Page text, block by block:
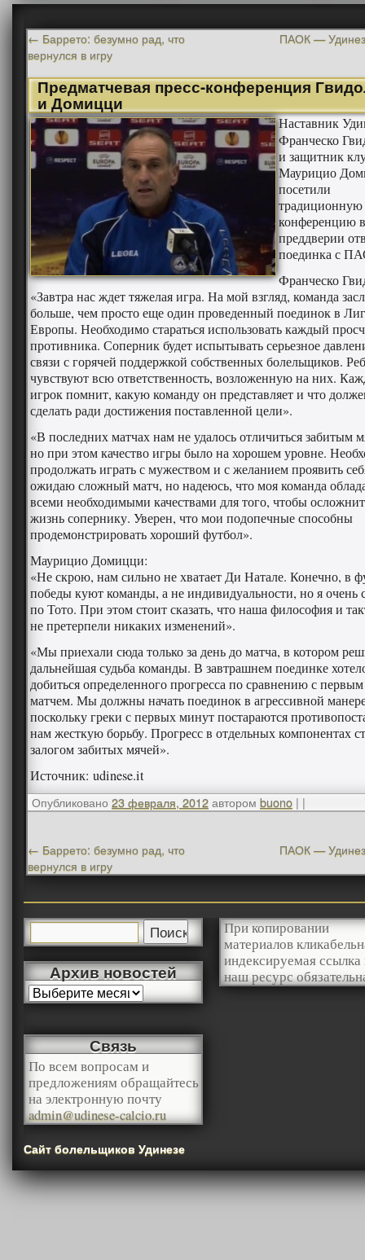
← Баррето: безумно рад, что
вернулся в игру
ПАОК —
Предматчевая пресс-конференция
и Домицци
Наставник
Франческо
и защитник
Маурицио
посетили
традиционную
конференцию в
преддверии
поединка с
Франческо
«Завтра нас ждет тяжелая игра. На мой взгляд, команда
больше, чем просто еще один проведенный поединок в
Европы. Необходимо стараться использовать каждый
противника. Соперник будет испытывать серьезное
связи с горячей поддержкой собственных болельщиков.
чувствуют всю ответственность, возложенную на них.
игрок помнит, какую команду он представляет и что
сделать ради достижения поставленной цели».
«В последних матчах нам не удалось отличиться забитым
но при этом качество игры было на хорошем уровне.
продолжать играть с мужеством и с желанием проявить
ожидаю сложный матч, но надеюсь, что моя команда
всеми необходимыми качествами для того, чтобы
жизнь сопернику. Уверен, что мои подопечные способны
продемонстрировать хороший футбол».
Маурицио Домицци:
«Не скрою, нам сильно не хватает Ди Натале. Конечно, в
победы куют команды, а не индивидуальности, но я очень
по Тото. При этом стоит сказать, что наша философия и
не претерпели никаких изменений».
«Мы приехали сюда только за день до матча, в котором
дальнейшая судьба команды. В завтрашнем поединке
добиться определенного прогресса по сравнению с первым
матчем. Мы должны начать поединок в агрессивной
поскольку греки с первых минут постараются
нам жесткую борьбу. Прогресс в отдельных компонентах
залогом забитых мячей».
Источник: udinese.it
Опубликовано23 февраля, 2012автором buono | |
← Баррето: безумно рад, что
вернулся в игру
ПАОК —
Архив новостей
При копировании
материалов
индексируемая ссылка
наш ресурс
Связь
По всем вопросам и
предложениям обращайтесь
на электронную почту
admin@udinese-calcio.ru
Сайт болельщиков Удинезе